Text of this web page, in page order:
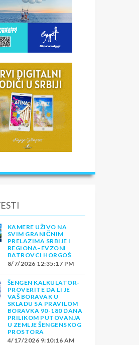
KAMERE UŽIVO NA
SVIM GRANIČNIM
PRELAZIMA SRBIJE I
REGIONA–EVZONI
BATROVCI HORGOŠ
8/7/2026 12:35:17 PM
ŠENGEN KALKULATOR-
PROVERITE DA LI JE
VAŠ BORAVAK U
SKLADU SA PRAVILOM
BORAVKA 90-180 DANA
PRILIKOM PUTOVANJA
U ZEMLJE ŠENGENSKOG
PROSTORA
4/17/2026 9:10:16 AM